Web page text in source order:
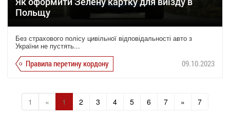
Польщу
Без страхового полісу цивільної відповідальності авто з
України не пустять...
Правила перетину кордону 09.10.2023
1 « 1 2 3 4 5 6 7 » 7